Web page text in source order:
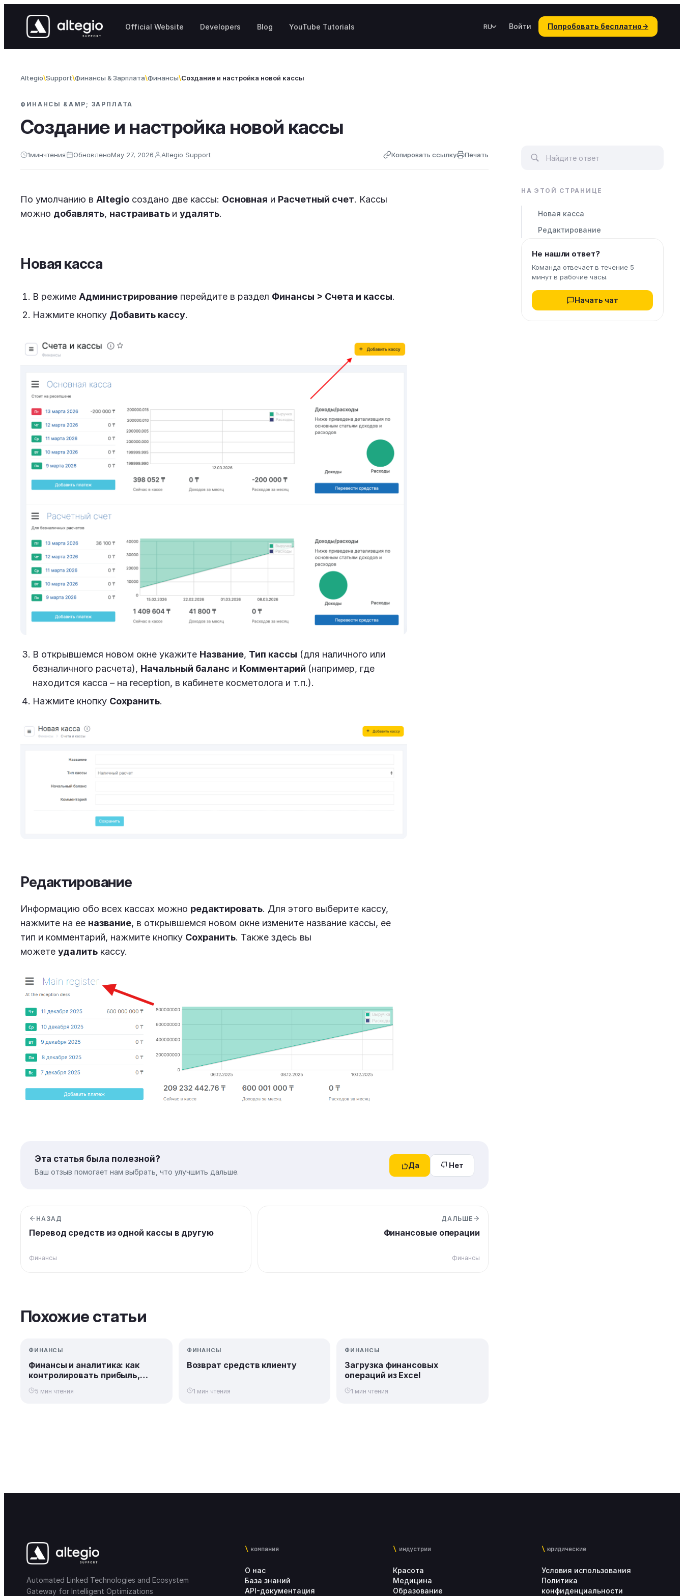
Official Website Developers Blog YouTube Tutorials RU Войти Попробовать бесплатно→
Altegio Support Финансы & Зарплата Финансы Создание и настройка новой кассы
ФИНАНСЫ &AMP; ЗАРПЛАТА
Создание и настройка новой кассы
1минчтения ОбновленоMay 27, 2026 Altegio Support Копировать ссылку Печать
По умолчанию в Altegio создано две кассы: Основная и Расчетный счет. Кассы
можно добавлять, настраивать и удалять.
Новая касса
В режиме Администрирование перейдите в раздел Финансы > Счета и кассы.
Нажмите кнопку Добавить кассу.
В открывшемся новом окне укажите Название, Тип кассы (для наличного или
безналичного расчета), Начальный баланс и Комментарий (например, где
находится касса – на reception, в кабинете косметолога и т.п.).
Нажмите кнопку Сохранить.
Редактирование
Информацию обо всех кассах можно редактировать. Для этого выберите кассу,
нажмите на ее название, в открывшемся новом окне измените название кассы, ее
тип и комментарий, нажмите кнопку Сохранить. Также здесь вы
можете удалить кассу.
Эта статья была полезной?
Ваш отзыв помогает нам выбрать, что улучшить дальше.
Да Нет
НАЗАД
Перевод средств из одной кассы в другую
Финансы
ДАЛЬШЕ
Финансовые операции
Финансы
Похожие статьи
ФИНАНСЫ
Финансы и аналитика: как
контролировать прибыль,
расходы и эффективность
бизнеса
5 мин чтения
ФИНАНСЫ
Возврат средств клиенту
1 мин чтения
ФИНАНСЫ
Загрузка финансовых
операций из Excel
1 мин чтения
НА ЭТОЙ СТРАНИЦЕ
Новая касса
Редактирование
Не нашли ответ?
Команда отвечает в течение 5
минут в рабочие часы.
Начать чат
Automated Linked Technologies and Ecosystem
Gateway for Intelligent Optimizations
компания
О нас
База знаний
API-документация
индустрии
Красота
Медицина
Образование
юридические
Условия использования
Политика
конфиденциальности